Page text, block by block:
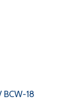
BCW-18